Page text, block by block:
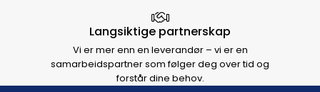
Langsiktige partnerskap
Vi er mer enn en leverandør – vi er en
samarbeidspartner som følger deg over tid og
forstår dine behov.